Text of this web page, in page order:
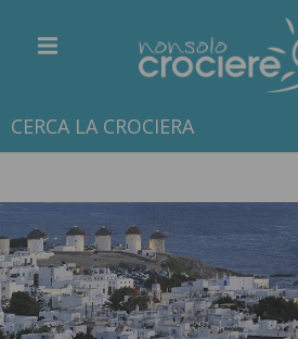
CERCA LA CROCIERA